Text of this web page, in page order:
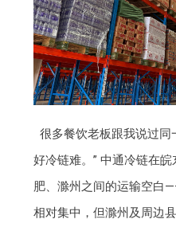
很多餐饮老板跟我说过同
好冷链难。” 中通冷链在
肥、滁州之间的运输空白
相对集中，但滁州及周边